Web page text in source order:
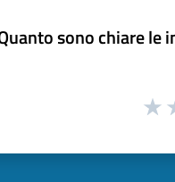
sono chiare le